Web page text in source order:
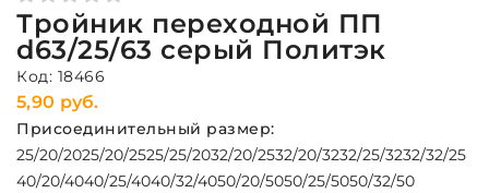
Тройник переходной ПП
d63/25/63 серый Политэк
Код: 18466
5,90 руб.
Присоединительный размер:
25/20/2025/20/2525/25/2032/20/2532/20/3232/25/3232/32/25
40/20/4040/25/4040/32/4050/20/5050/25/5050/32/50